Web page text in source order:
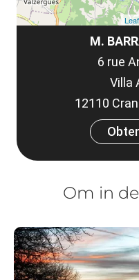
M.
6 rue
Villa
12110
Om in